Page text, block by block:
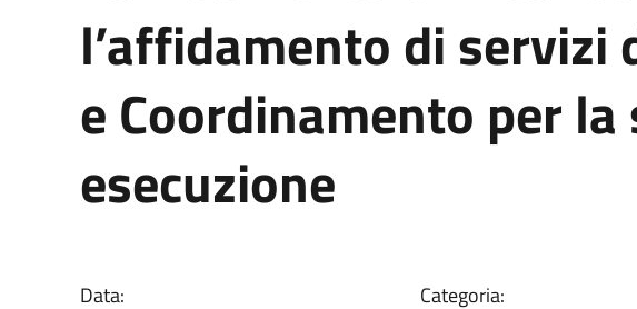
l’affidamento di servizi
e Coordinamento per
esecuzione
Data: Categoria: